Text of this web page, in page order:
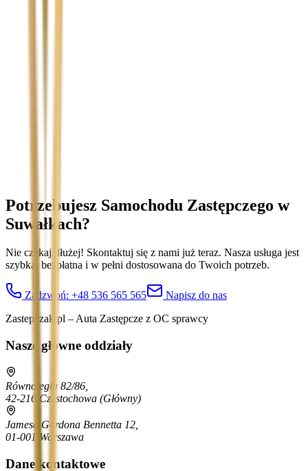
Potrzebujesz Samochodu Zastępczego w
Suwałkach?
Nie czekaj dłużej! Skontaktuj się z nami już teraz. Nasza usługa jest
szybka, bezpłatna i w pełni dostosowana do Twoich potrzeb.
Zadzwoń: +48 536 565 565
Napisz do nas
Zastepczak.pl – Auta Zastępcze z OC sprawcy
Nasze główne oddziały
Równoległa 82/86,
42-216 Częstochowa (Główny)
Jamesa Gordona Bennetta 12,
01-001 Warszawa
Dane kontaktowe